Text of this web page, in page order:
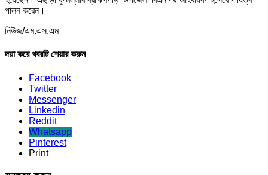
পালন করেন।
নিউজ/এম.এস.এম
দয়া করে খবরটি শেয়ার করুন
Facebook
Twitter
Messenger
Linkedin
Reddit
Whatsapp
Pinterest
Print